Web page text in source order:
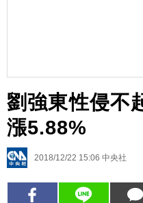
劉強東性侵不
漲5.88%
2018/12/22 15:06 中央社